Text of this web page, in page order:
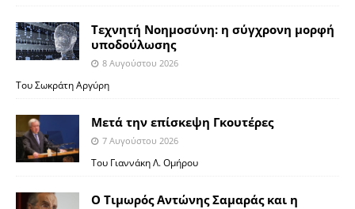
Τεχνητή Νοημοσύνη: η σύγχρονη μορφή
υποδούλωσης
8 Αυγούστου 2026
Του Σωκράτη Αργύρη
Μετά την επίσκεψη Γκουτέρες
7 Αυγούστου 2026
Του Γιαννάκη Λ. Ομήρου
Ο Τιμωρός Αντώνης Σαμαράς και η